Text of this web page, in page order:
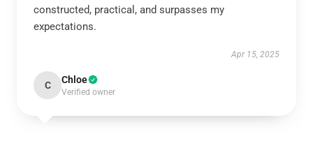
constructed, practical, and surpasses my
expectations.
Apr 15, 2025
C Chloe
Verified owner